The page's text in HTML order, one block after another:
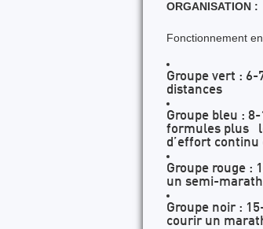
ORGANISATION :
Fonctionnement
Groupe vert :
distances
Groupe bleu :
formules plus
d’effort
Groupe rouge :
un semi-
Groupe noir :
courir un